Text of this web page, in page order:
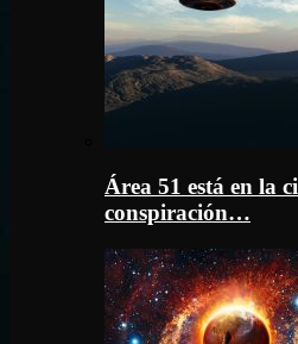
Área 51 está en la
conspiración…